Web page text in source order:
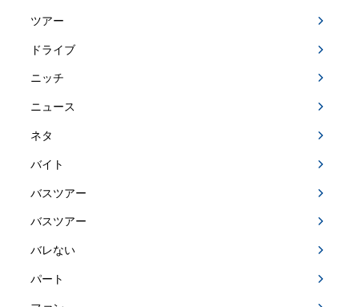
ツアー
ドライブ
ニッチ
ニュース
ネタ
バイト
バスツアー
バスツアー
バレない
パート